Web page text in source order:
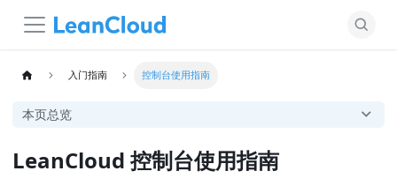
入门指南 控制台使用指南
本页总览
LeanCloud 控制台使用指南